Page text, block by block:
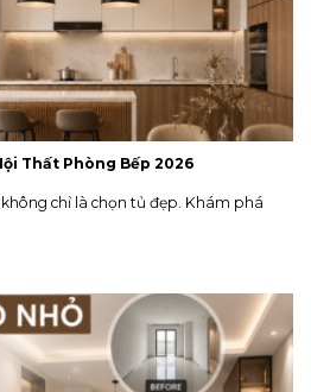
Thất Phòng Bếp 2026
chỉ là chọn tủ đẹp. Khám phá